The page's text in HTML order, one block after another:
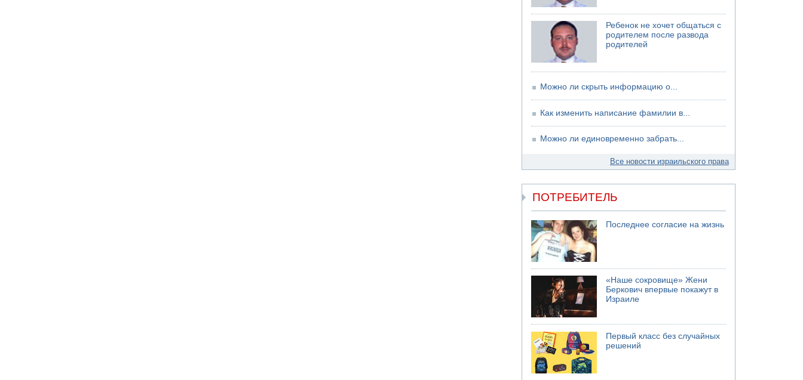
Ребенок не хочет общаться с
родителем после развода
родителей
Можно ли скрыть информацию о...
Как изменить написание фамилии в...
Можно ли единовременно забрать...
Все новости израильского права
ПОТРЕБИТЕЛЬ
Последнее согласие на жизнь
«Наше сокровище» Жени
Беркович впервые покажут в
Израиле
Первый класс без случайных
решений